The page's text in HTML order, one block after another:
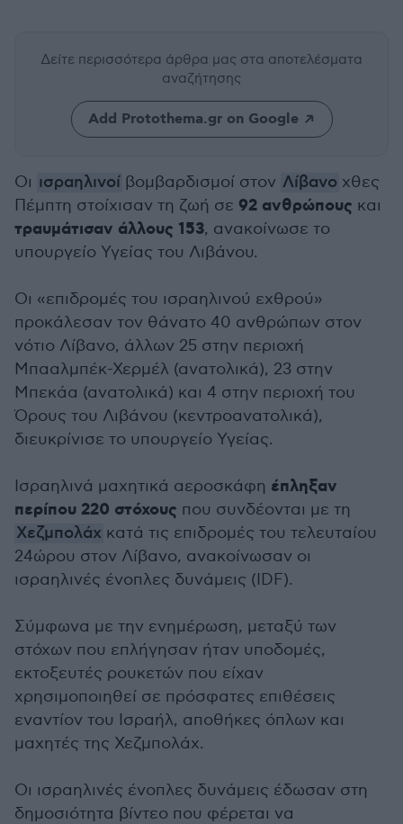
Δείτε περισσότερα άρθρα μας στα αποτελέσματα
αναζήτησης
Add Protothema.gr on Google
Οι ισραηλινοί βομβαρδισμοί στον Λίβανο χθες
Πέμπτη στοίχισαν τη ζωή σε 92 ανθρώπους και
τραυμάτισαν άλλους 153, ανακοίνωσε το
υπουργείο Υγείας του Λιβάνου.
Οι «επιδρομές του ισραηλινού εχθρού»
προκάλεσαν τον θάνατο 40 ανθρώπων στον
νότιο Λίβανο, άλλων 25 στην περιοχή
Μπααλμπέκ-Χερμέλ (ανατολικά), 23 στην
Μπεκάα (ανατολικά) και 4 στην περιοχή του
Όρους του Λιβάνου (κεντροανατολικά),
διευκρίνισε το υπουργείο Υγείας.
Ισραηλινά μαχητικά αεροσκάφη έπληξαν
περίπου 220 στόχους που συνδέονται με τη
Χεζμπολάχ κατά τις επιδρομές του τελευταίου
24ώρου στον Λίβανο, ανακοίνωσαν οι
ισραηλινές ένοπλες δυνάμεις (IDF).
Σύμφωνα με την ενημέρωση, μεταξύ των
στόχων που επλήγησαν ήταν υποδομές,
εκτοξευτές ρουκετών που είχαν
χρησιμοποιηθεί σε πρόσφατες επιθέσεις
εναντίον του Ισραήλ, αποθήκες όπλων και
μαχητές της Χεζμπολάχ.
Οι ισραηλινές ένοπλες δυνάμεις έδωσαν στη
δημοσιότητα βίντεο που φέρεται να